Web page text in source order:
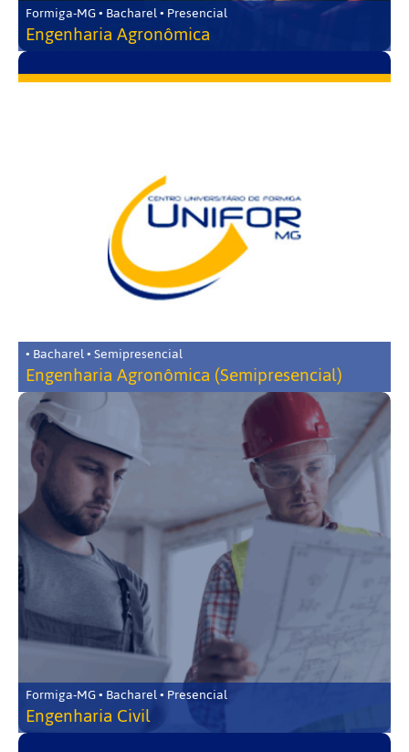
Formiga-MG • Bacharel • Presencial
Engenharia Agronômica
• Bacharel • Semipresencial
Engenharia Agronômica (Semipresencial)
Formiga-MG • Bacharel • Presencial
Engenharia Civil